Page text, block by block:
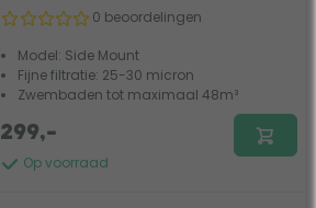
0 beoordelingen
Model: Side Mount
Fijne filtratie: 25-30 micron
Zwembaden tot maximaal 48m³
Op voorraad
299,-